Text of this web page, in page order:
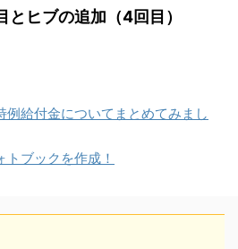
とヒブの追加（4回目）
例給付金についてまとめてみまし
ブックを作成！